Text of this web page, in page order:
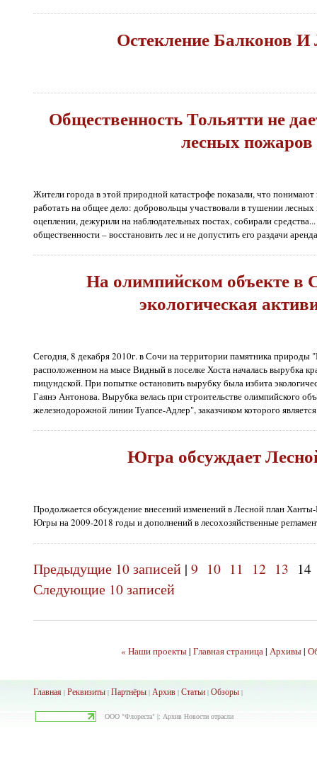
Остекление Балконов
Общественность Тольятти не
лесных пожаров
Жители города в этой природной катастрофе показали, что понимают
работать на общее дело: добровольцы участвовали в тушении лесных
оцеплении, дежурили на наблюдательных постах, собирали
общественности – восстановить лес и не допустить его раздачи
На олимпийском объекте в
экологическая
Сегодня, 8 декабря 2010г. в Сочи на территории памятника природы
расположенном на мысе Видный в поселке Хоста началась вырубка
пицундской. При попытке остановить вырубку была избита
Гаянэ Антонова. Вырубка велась при строительстве олимпийского
железнодорожной линии Туапсе-Адлер", заказчиком которого
Югра обсуждает
Продолжается обсуждение внесений изменений в Лесной план
Югры на 2009-2018 годы и дополнений в лесохозяйственные
Предыдущие 10 записей| 9 10 11 12 13 14
Следующие 10 записей
« Наши проекты| Главная страница | Архивы|
Главная| Реквизиты| Партнёры| Архив| Статьи| Обзоры|
ООО "Флореста" |: Архив Новости отрасли